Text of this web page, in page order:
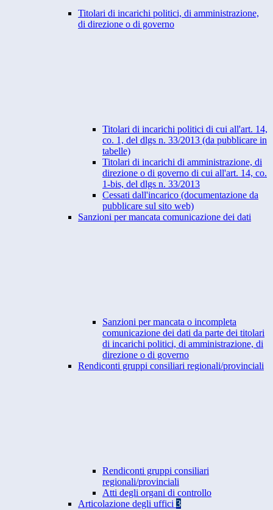
Titolari di incarichi politici, di amministrazione,
di direzione o di governo
Titolari di incarichi politici di cui all'art. 14,
co. 1, del dlgs n. 33/2013 (da pubblicare in
tabelle)
Titolari di incarichi di amministrazione, di
direzione o di governo di cui all'art. 14, co.
1-bis, del dlgs n. 33/2013
Cessati dall'incarico (documentazione da
pubblicare sul sito web)
Sanzioni per mancata comunicazione dei dati
Sanzioni per mancata o incompleta
comunicazione dei dati da parte dei titolari
di incarichi politici, di amministrazione, di
direzione o di governo
Rendiconti gruppi consiliari regionali/provinciali
Rendiconti gruppi consiliari
regionali/provinciali
Atti degli organi di controllo
Articolazione degli uffici 3